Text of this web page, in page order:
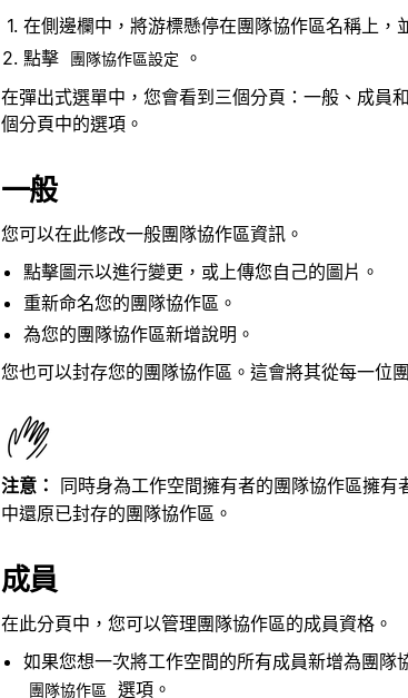
在側邊欄中，將游標懸停在團隊協作區名稱上，
點擊
團隊協作區設定
。
在彈出式選單中，您會看到三個分頁：一般、成員
個分頁中的選項。
一般
您可以在此修改一般團隊協作區資訊。
點擊圖示以進行變更，或上傳您自己的圖片。
重新命名您的團隊協作區。
為您的團隊協作區新增說明。
您也可以封存您的團隊協作區。這會將其從每一位
注意： 同時身為工作空間擁有者的團隊協作區擁有
中還原已封存的團隊協作區。
成員
在此分頁中，您可以管理團隊協作區的成員資格。
如果您想一次將工作空間的所有成員新增為團隊
團隊協作區
選項。